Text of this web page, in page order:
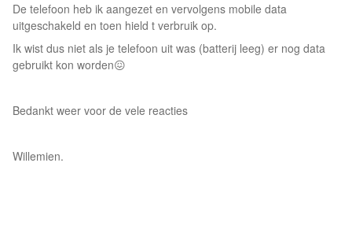
De telefoon heb ik aangezet en vervolgens mobile data
uitgeschakeld en toen hield t verbruik op.
Ik wist dus niet als je telefoon uit was (batterij leeg) er nog data
gebruikt kon worden😖
Bedankt weer voor de vele reacties
Willemien.